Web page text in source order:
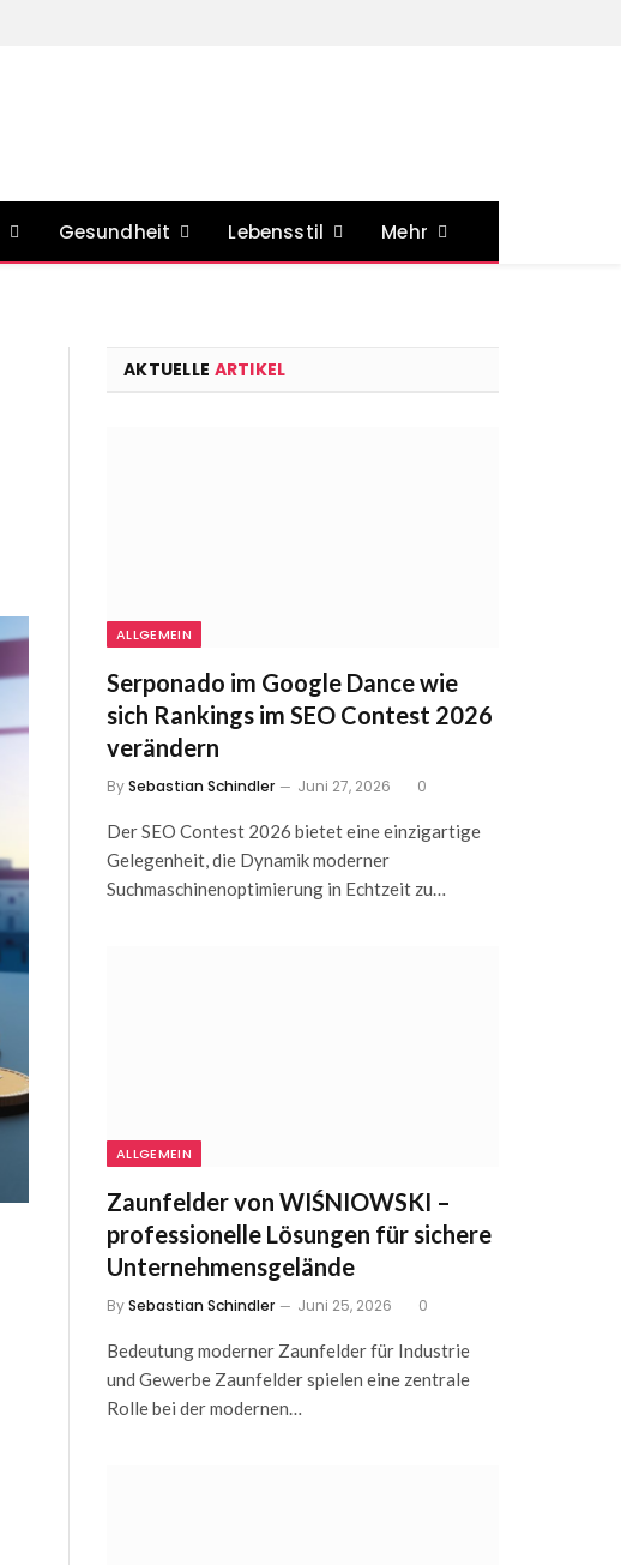
Gesundheit Lebensstil Mehr
AKTUELLE ARTIKEL
ALLGEMEIN
Serponado im Google Dance wie
sich Rankings im SEO Contest 2026
verändern
BySebastian Schindler Juni 27, 2026 0
Der SEO Contest 2026 bietet eine einzigartige
Gelegenheit, die Dynamik moderner
Suchmaschinenoptimierung in Echtzeit zu…
ALLGEMEIN
Zaunfelder von WIŚNIOWSKI –
professionelle Lösungen für sichere
Unternehmensgelände
BySebastian Schindler Juni 25, 2026 0
Bedeutung moderner Zaunfelder für Industrie
und Gewerbe Zaunfelder spielen eine zentrale
Rolle bei der modernen…